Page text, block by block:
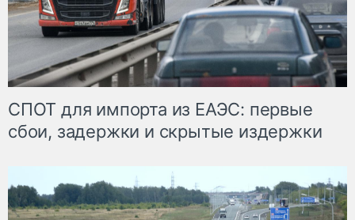
СПОТ для импорта из ЕАЭС: первые
сбои, задержки и скрытые издержки